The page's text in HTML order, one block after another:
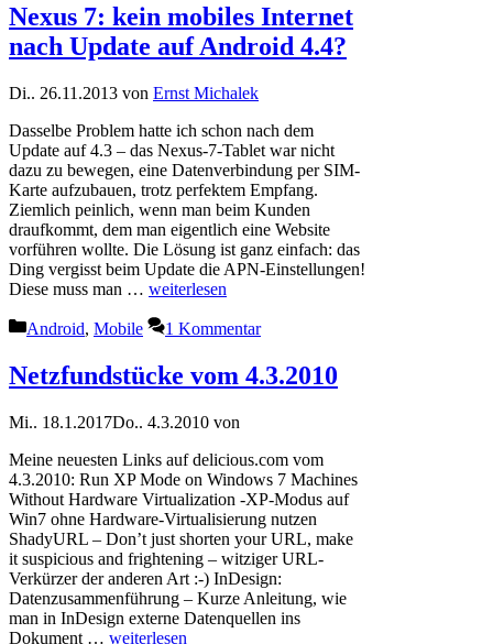
Nexus 7: kein mobiles Internet
nach Update auf Android 4.4?
Di.. 26.11.2013 von Ernst Michalek
Dasselbe Problem hatte ich schon nach dem
Update auf 4.3 – das Nexus-7-Tablet war nicht
dazu zu bewegen, eine Datenverbindung per SIM-
Karte aufzubauen, trotz perfektem Empfang.
Ziemlich peinlich, wenn man beim Kunden
draufkommt, dem man eigentlich eine Website
vorführen wollte. Die Lösung ist ganz einfach: das
Ding vergisst beim Update die APN-Einstellungen!
Diese muss man … weiterlesen
Kategorien
Android, Mobile 1 Kommentar
Netzfundstücke vom 4.3.2010
Mi.. 18.1.2017Do.. 4.3.2010 von
Meine neuesten Links auf delicious.com vom
4.3.2010: Run XP Mode on Windows 7 Machines
Without Hardware Virtualization -XP-Modus auf
Win7 ohne Hardware-Virtualisierung nutzen
ShadyURL – Don’t just shorten your URL, make
it suspicious and frightening – witziger URL-
Verkürzer der anderen Art :-) InDesign:
Datenzusammenführung – Kurze Anleitung, wie
man in InDesign externe Datenquellen ins
Dokument … weiterlesen